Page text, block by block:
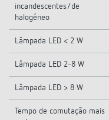
incandescentes/de
halogéneo
Lâmpada LED < 2 W
Lâmpada LED 2-8 W
Lâmpada LED > 8 W
Tempo de comutação mais